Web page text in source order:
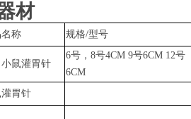
材
称 规格/型号
鼠灌胃针
6号，8号4CM 9号6CM 12号
6CM
胃针